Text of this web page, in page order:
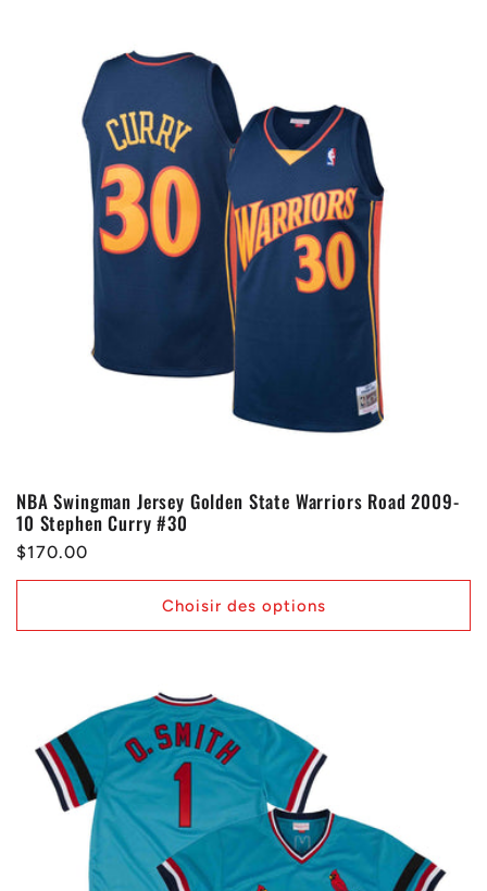
NBA Swingman Jersey Golden State Warriors Road 2009-
10 Stephen Curry #30
Prix
habituel
$170.00
Choisir des options